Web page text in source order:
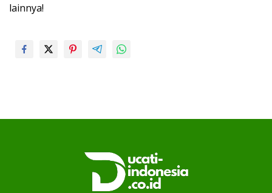
lainnya!